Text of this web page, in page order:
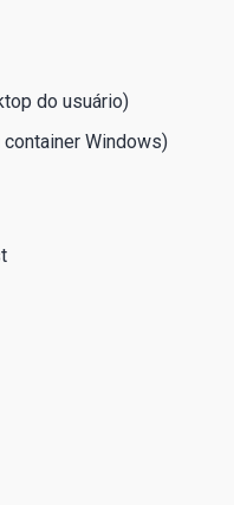
do usuário)
Windows)